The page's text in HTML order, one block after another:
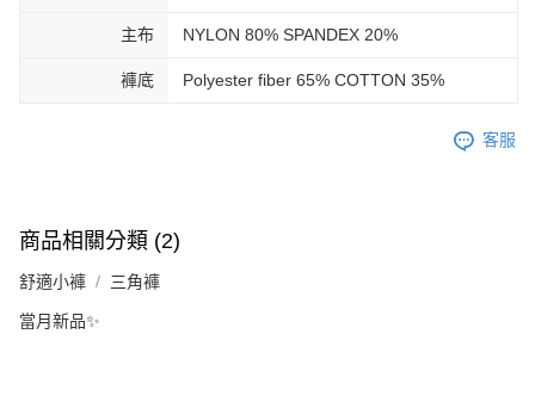
主布 NYLON 80% SPANDEX 20%
褲底 Polyester fiber 65% COTTON 35%
客服
商品相關分類 (2)
舒適小褲 三角褲
當月新品✨